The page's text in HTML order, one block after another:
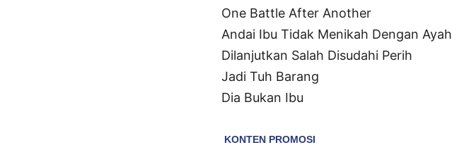
One Battle After Another
Andai Ibu Tidak Menikah Dengan Ayah
Dilanjutkan Salah Disudahi Perih
Jadi Tuh Barang
Dia Bukan Ibu